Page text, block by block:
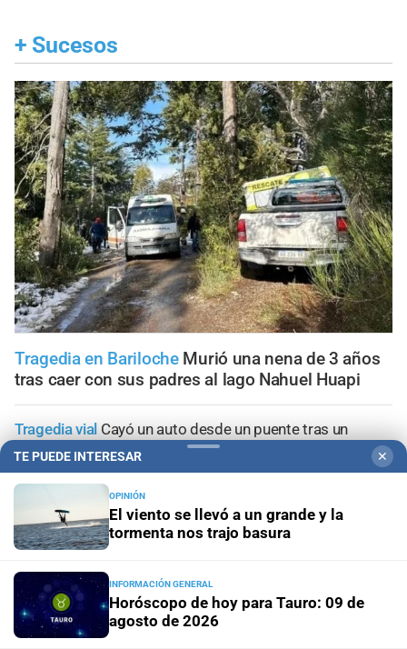
+ Sucesos
Tragedia en Bariloche Murió una nena de 3 años
tras caer con sus padres al lago Nahuel Huapi
Tragedia vial Cayó un auto desde un puente tras un
choque múltiple en Mendoza: hay un muerto y varios
heridos
Geriátricos clandestinos"¿Para qué denunciar?": la joven
que alertó cuatro meses antes del incendio reclama ser
escuchada
Penas máximasPedirán 15 años de prisión para madre e
hija por el crimen de Jeremías Monzón
TE PUEDE INTERESAR ✕
OPINIÓN
El viento se llevó a un grande y la
tormenta nos trajo basura
INFORMACIÓN GENERAL
Horóscopo de hoy para Tauro: 09 de
agosto de 2026